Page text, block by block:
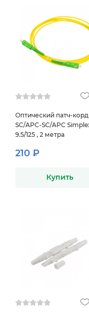
Оптический патч-корд
SC/APC-SC/APC
9.5/125 , 2 метра
210 ₽
Купить